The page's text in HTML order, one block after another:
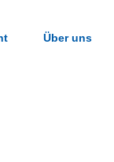
Über uns